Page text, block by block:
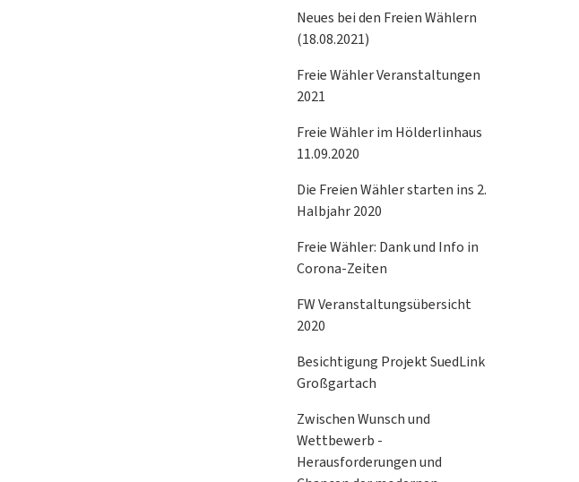
Neues bei den Freien Wählern
(18.08.2021)
Freie Wähler Veranstaltungen
2021
Freie Wähler im Hölderlinhaus
11.09.2020
Die Freien Wähler starten ins 2.
Halbjahr 2020
Freie Wähler: Dank und Info in
Corona-Zeiten
FW Veranstaltungsübersicht
2020
Besichtigung Projekt SuedLink
Großgartach
Zwischen Wunsch und
Wettbewerb -
Herausforderungen und